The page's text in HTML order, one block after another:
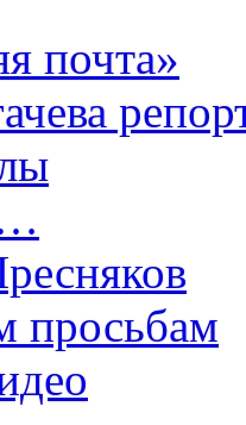
почта»
просьбам